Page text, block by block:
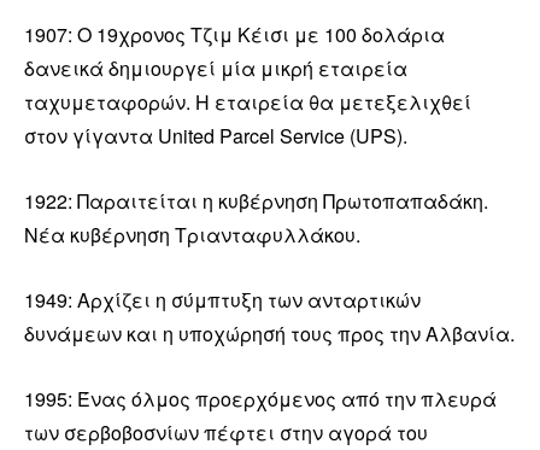
1907: Ο 19χρονος Τζιμ Κέισι με 100 δολάρια
δανεικά δημιουργεί μία μικρή εταιρεία
ταχυμεταφορών. Η εταιρεία θα μετεξελιχθεί
στον γίγαντα United Parcel Service (UPS).
1922: Παραιτείται η κυβέρνηση Πρωτοπαπαδάκη.
Νέα κυβέρνηση Τριανταφυλλάκου.
1949: Αρχίζει η σύμπτυξη των ανταρτικών
δυνάμεων και η υποχώρησή τους προς την Αλβανία.
1995: Ένας όλμος προερχόμενος από την πλευρά
των σερβοβοσνίων πέφτει στην αγορά του